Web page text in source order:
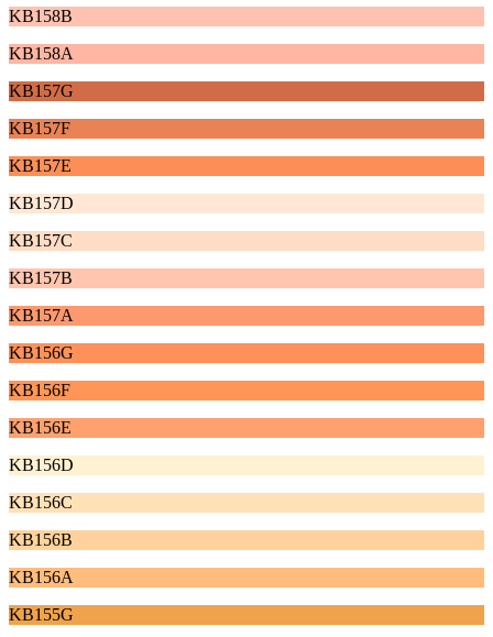
KB158B
KB158A
KB157G
KB157F
KB157E
KB157D
KB157C
KB157B
KB157A
KB156G
KB156F
KB156E
KB156D
KB156C
KB156B
KB156A
KB155G